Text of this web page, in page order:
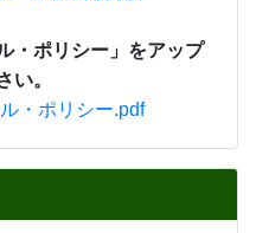
ポリシー」をアップ
い。
・ポリシー.pdf